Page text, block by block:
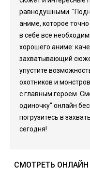
равнодушными.
аниме, которое
в себе все
хорошего аниме:
захватывающий
упустите
охотников и
с главным героем.
одиночку" онлайн
погрузитесь в
сегодня!
СМОТРЕТЬ